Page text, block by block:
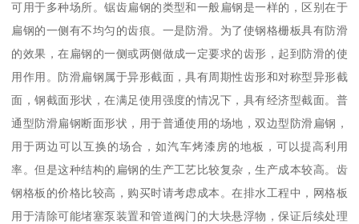
可用于多种场所。锯齿扁钢的类型和一般扁钢是一样的，区别在于
扁钢的一侧有不均匀的齿痕。一是防滑。为了使钢格栅板具有防滑
的效果，在扁钢的一侧或两侧做成一定要求的齿形，起到防滑的使
用作用。防滑扁钢属于异形截面，具有周期性齿形和对称型异形截
面，钢截面形状，在满足使用强度的情况下，具有经济型截面。普
通型防滑扁钢断面形状，用于普通使用的场地，双边型防滑扁钢，
用于两边可以互换的场合，如汽车烤漆房的地板，可以提高利用
率。但是这种结构的扁钢的生产工艺比较复杂，生产成本较高。齿
钢格板的价格比较高，购买时请考虑成本。在排水工程中，网格板
用于清除可能堵塞泵装置和管道阀门的大块悬浮物，保证后续处理